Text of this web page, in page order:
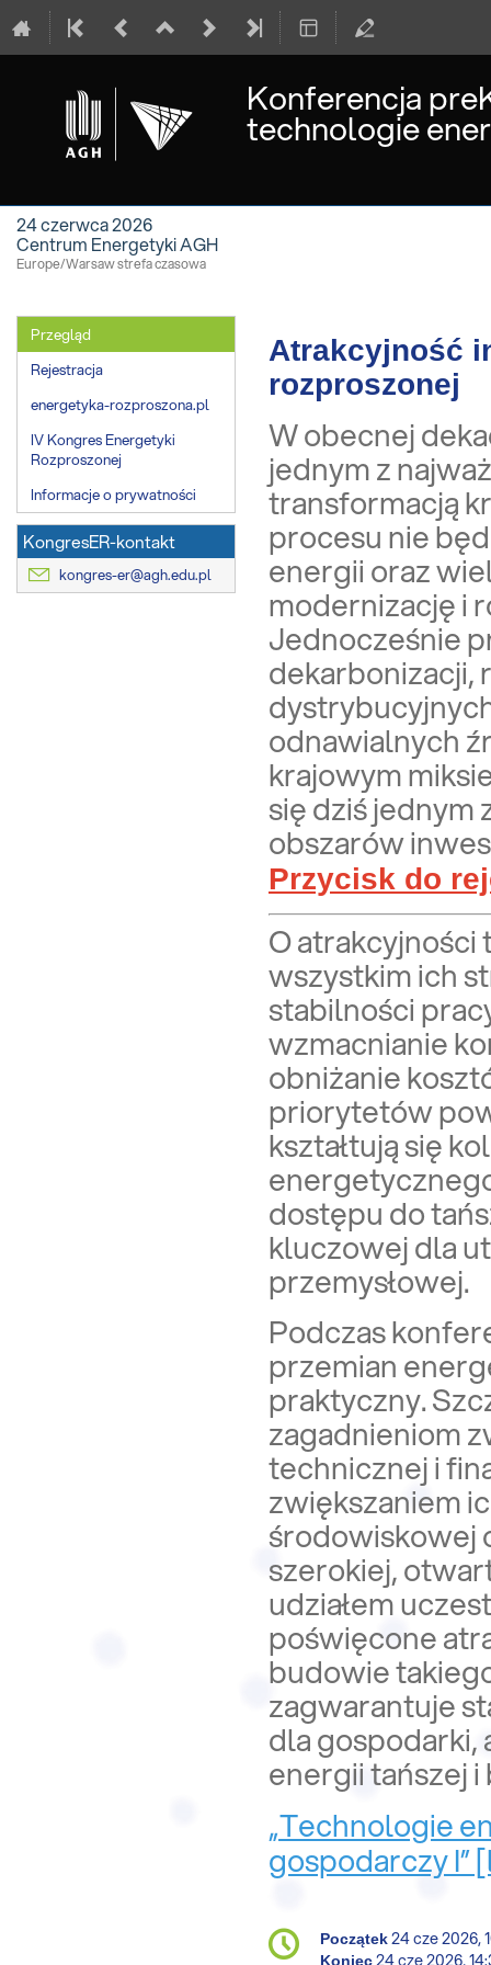
Konferencja
technologie
24 czerwca 2026
Centrum Energetyki AGH
Europe/Warsaw strefa czasowa
Event
menu
Przegląd
Rejestracja
energetyka-rozproszona.pl
IV Kongres Energetyki
Rozproszonej
Informacje o prywatności
KongresER-kontakt
kongres-er@agh.edu.pl
Atrakcyjność
rozproszonej
W obecnej
jednym z
transformacją
procesu nie
energii oraz
modernizację i
Jednocześnie
dekarbonizacji,
odnawialnych
krajowym
się dziś
obszarów
Przycisk do
O
wszystkim ich
stabilności
wzmacnianie
obniżanie
priorytetów
kształtują się
dostępu do
kluczowej dla
przemysłowej.
Podczas
przemian
praktyczny.
zagadnieniom
technicznej i
zwiększaniem
środowiskowej
szerokiej,
udziałem
poświęcone
budowie
zagwarantuje
dla gospodarki,
energii tańszej
„Technologie
gospodarczy I”
Conference
information
Data/Czas
Początek24 cze 2026,
Koniec24 cze 2026,